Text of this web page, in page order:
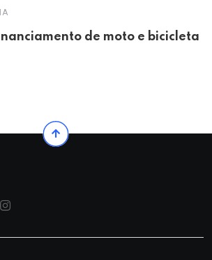
de moto e bicicleta